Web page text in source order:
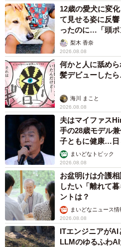
12歳の愛犬に変
て見せる姿に反
ったのに…「頭ポ
「尊…」
梨木 香奈
2026.08.08
何かと人に舐め
髪デビューした
海川 まこと
2026.08.08
夫はマイファス
手の28歳モデル
子ともに健康…日
まいどなトピック
2026.08.08
お盆明けは介護
したい「離れて
ントは？
まいどなニュース情
2026.08.08
ITエンジニアが
LLMのゆるふわ